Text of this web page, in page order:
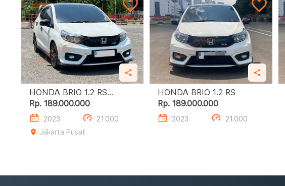
HONDA BRIO 1.2 RS
URBANITE AT PUTIH
Rp. 189.000.000
2023
21.000
Jakarta Pusat
HONDA BRIO 1.2 RS
Rp. 189.000.000
2023 21.000